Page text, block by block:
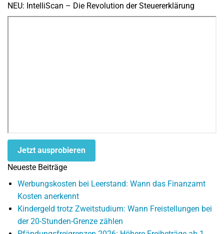
NEU: IntelliScan – Die Revolution der Steuererklärung
Jetzt ausprobieren
Neueste Beiträge
Werbungskosten bei Leerstand: Wann das Finanzamt
Kosten anerkennt
Kindergeld trotz Zweitstudium: Wann Freistellungen bei
der 20-Stunden-Grenze zählen